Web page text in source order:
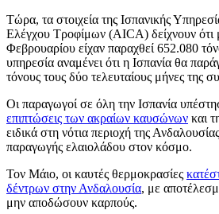
Τώρα, τα στοιχεία της Ισπανικής
Ελέγχου Τροφίμων (AICA) δείχνουν ότι
Φεβρουαρίου είχαν παραχθεί 652.080
υπηρεσία αναμένει ότι η Ισπανία θα
τόνους τους δύο τελευταίους μήνες της
Οι παραγωγοί σε όλη την Ισπανία
επιπτώσεις των ακραίων καυσώνων και
ειδικά στη νότια περιοχή της
παραγωγής ελαιολάδου στον κόσμο.
Τον Μάιο, οι καυτές θερμοκρασίες
δέντρων στην Ανδαλουσία, με
μην αποδώσουν καρπούς.